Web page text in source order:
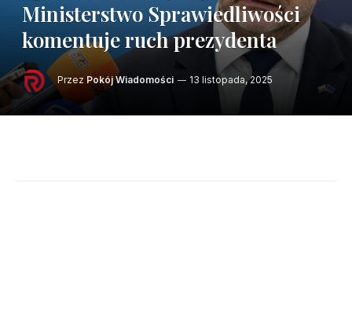
Ministerstwo Sprawiedliwości
komentuje ruch prezydenta
Przez Pokój Wiadomości 13 listopada, 2025